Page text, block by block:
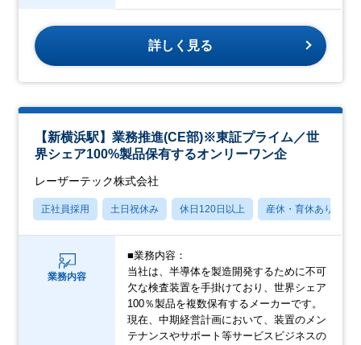
詳しく見る
【新横浜駅】業務推進(CE部)※東証プライム／世
界シェア100%製品保有するオンリーワン企
レーザーテック株式会社
正社員採用 土日祝休み 休日120日以上 産休・育休あり
業務内容
■業務内容：
当社は、半導体を製造開発するために不可
欠な検査装置を手掛けており、世界シェア
100％製品を複数保有するメーカーです。
現在、中期経営計画において、装置のメン
テナンスやサポート等サービスビジネスの